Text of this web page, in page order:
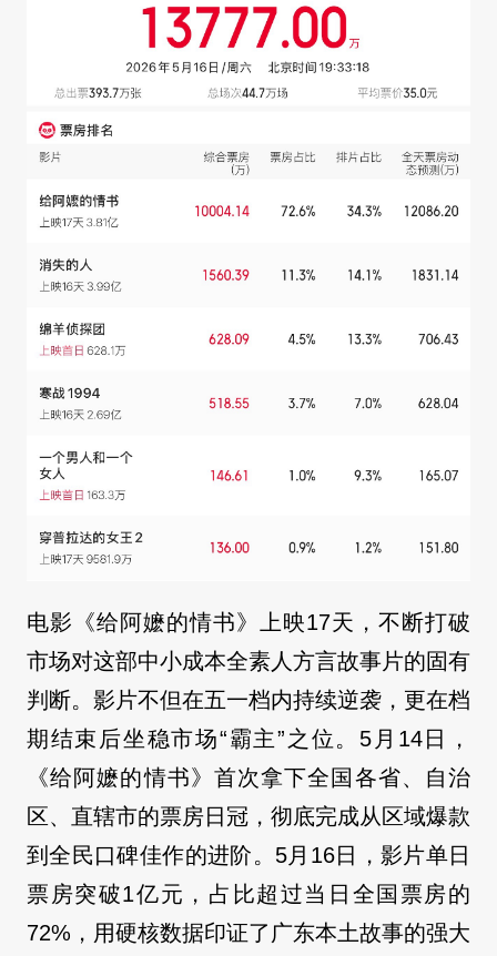
电影《给阿嬷的情书》上映17天，不断打破
市场对这部中小成本全素人方言故事片的固有
判断。影片不但在五一档内持续逆袭，更在档
期结束后坐稳市场“霸主”之位。5月14日，
《给阿嬷的情书》首次拿下全国各省、自治
区、直辖市的票房日冠，彻底完成从区域爆款
到全民口碑佳作的进阶。5月16日，影片单日
票房突破1亿元，占比超过当日全国票房的
72%，用硬核数据印证了广东本土故事的强大